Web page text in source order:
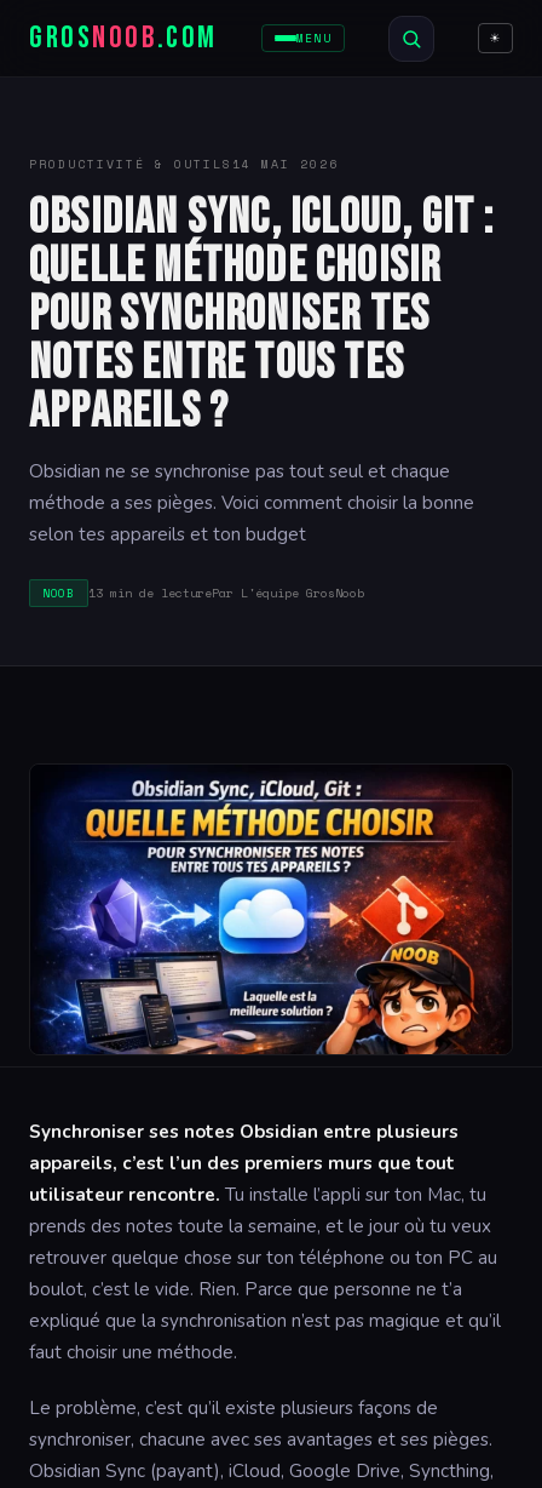
GROSNOOB.COM MENU ☀
PRODUCTIVITÉ & OUTILS 14 MAI 2026
Obsidian Sync, iCloud, Git :
quelle méthode choisir
pour synchroniser tes
notes entre tous tes
appareils ?
Obsidian ne se synchronise pas tout seul et chaque
méthode a ses pièges. Voici comment choisir la bonne
selon tes appareils et ton budget
NOOB 13 min de lecturePar L'équipe GrosNoob
Synchroniser ses notes Obsidian entre plusieurs
appareils, c’est l’un des premiers murs que tout
utilisateur rencontre. Tu installe l’appli sur ton Mac, tu
prends des notes toute la semaine, et le jour où tu veux
retrouver quelque chose sur ton téléphone ou ton PC au
boulot, c’est le vide. Rien. Parce que personne ne t’a
expliqué que la synchronisation n’est pas magique et qu’il
faut choisir une méthode.
Le problème, c’est qu’il existe plusieurs façons de
synchroniser, chacune avec ses avantages et ses pièges.
Obsidian Sync (payant), iCloud, Google Drive, Syncthing,